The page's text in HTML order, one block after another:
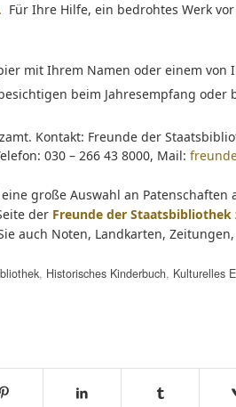
. Für Ihre Hilfe, ein bedrohtes Werk
mit Ihrem Namen oder einem von
beim Jahresempfang oder
Kontakt: Freunde der
030 – 266 43 8000, Mail:
große Auswahl an
der Freunde der Staatsbibliothek
auch Noten, Landkarten,
, Historisches Kinderbuch, Kulturelles